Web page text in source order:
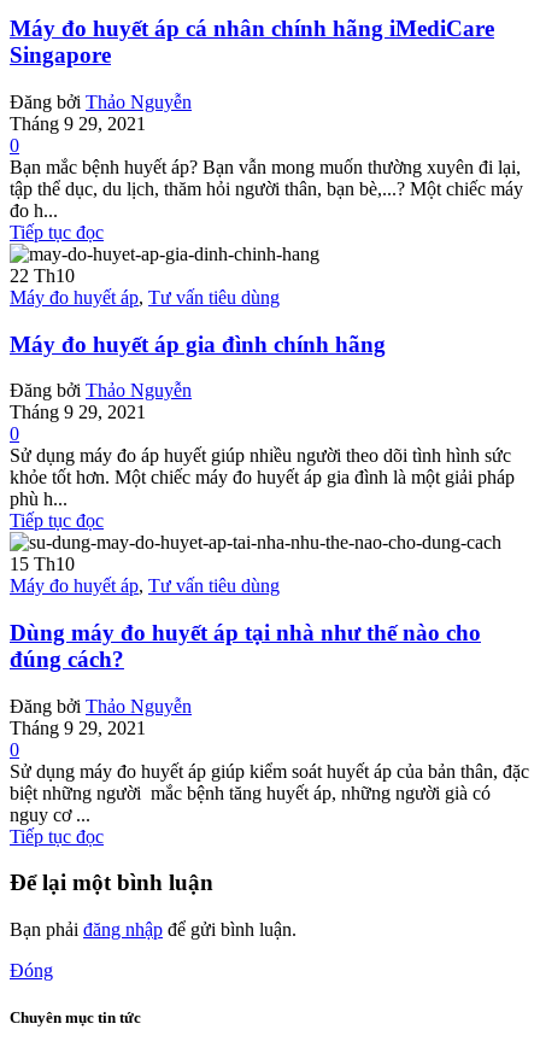
Máy đo huyết áp cá nhân chính hãng iMediCare
Singapore
Đăng bởi Thảo Nguyễn
Tháng 9 29, 2021
0
Bạn mắc bệnh huyết áp? Bạn vẫn mong muốn thường xuyên đi lại,
tập thể dục, du lịch, thăm hỏi người thân, bạn bè,...? Một chiếc máy
đo h...
Tiếp tục đọc
22 Th10
Máy đo huyết áp, Tư vấn tiêu dùng
Máy đo huyết áp gia đình chính hãng
Đăng bởi Thảo Nguyễn
Tháng 9 29, 2021
0
Sử dụng máy đo áp huyết giúp nhiều người theo dõi tình hình sức
khỏe tốt hơn. Một chiếc máy đo huyết áp gia đình là một giải pháp
phù h...
Tiếp tục đọc
15 Th10
Máy đo huyết áp, Tư vấn tiêu dùng
Dùng máy đo huyết áp tại nhà như thế nào cho
đúng cách?
Đăng bởi Thảo Nguyễn
Tháng 9 29, 2021
0
Sử dụng máy đo huyết áp giúp kiểm soát huyết áp của bản thân, đặc
biệt những người mắc bệnh tăng huyết áp, những người già có
nguy cơ ...
Tiếp tục đọc
Để lại một bình luận
Bạn phải đăng nhập để gửi bình luận.
Đóng
Chuyên mục tin tức